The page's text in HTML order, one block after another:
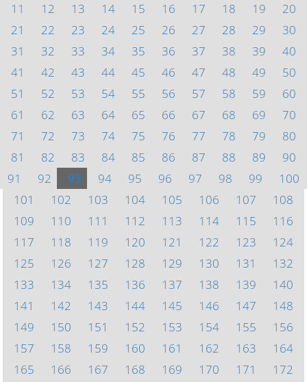
11
12 13 14 15 16 17 18 19
20
21
22 23 24 25 26 27 28 29
30
31
32 33 34 35 36 37 38 39
40
41
42 43 44 45 46 47 48 49
50
51
52 53 54 55 56 57 58 59
60
61
62 63 64 65 66 67 68 69
70
71
72 73 74 75 76 77 78 79
80
81
82 83 84 85 86 87 88 89
90
91
92 93 94 95 96 97 98 99
100
101
102 103 104 105 106 107
108
109
110 111 112 113 114 115
116
117
118 119 120 121 122 123
124
125
126 127 128 129 130 131
132
133
134 135 136 137 138 139
140
141
142 143 144 145 146 147
148
149
150 151 152 153 154 155
156
157
158 159 160 161 162 163
164
165
166 167 168 169 170 171
172